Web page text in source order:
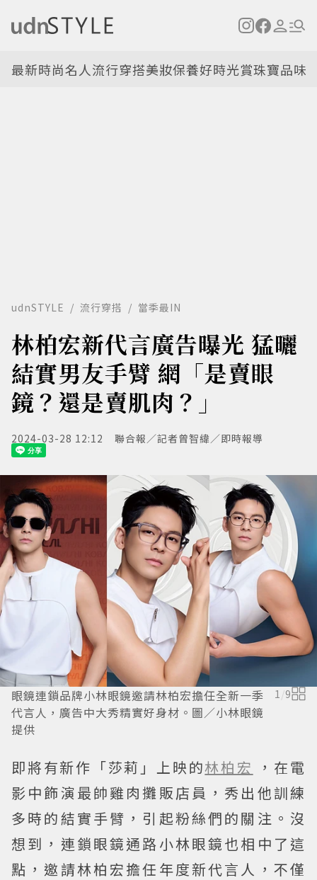
最新時尚名人流行穿搭美妝保養好時光賞珠寶品味
udnSTYLE 流行穿搭 當季最IN
林柏宏新代言廣告曝光 猛曬
結實男友手臂 網「是賣眼
鏡？還是賣肌肉？」
2024-03-28 12:12 聯合報／記者曾智緯／即時報導
眼鏡連鎖品牌小林眼鏡邀請林柏宏擔任全新一季
代言人，廣告中大秀精實好身材。圖／小林眼鏡
提供
1 /9
即將有新作「莎莉」上映的林柏宏
，在電
影中飾演最帥雞肉攤販店員，秀出他訓練
多時的結實手臂，引起粉絲們的關注。沒
想到，連鎖眼鏡通路小林眼鏡也相中了這
點，邀請林柏宏擔任年度新代言人，不僅